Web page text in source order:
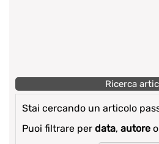
Ricerca
Stai cercando un articolo
Puoi filtrare per data, autore o